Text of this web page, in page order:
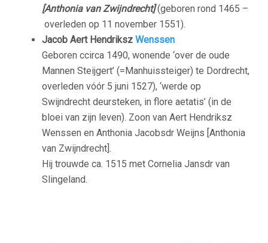
[Anthonia van Zwijndrecht](geboren rond 1465 –
overleden op 11 november 1551).
Jacob Aert Hendriksz Wenssen
Geboren ccirca 1490, wonende ‘over de oude
Mannen Steijgert’ (=Manhuissteiger) te Dordrecht,
overleden vóór 5 juni 1527), ‘werde op
Swijndrecht deursteken, in flore aetatis’ (in de
bloei van zijn leven). Zoon van Aert Hendriksz
Wenssen en Anthonia Jacobsdr Weijns [Anthonia
van Zwijndrecht].
Hij trouwde ca. 1515 met Cornelia Jansdr van
Slingeland.